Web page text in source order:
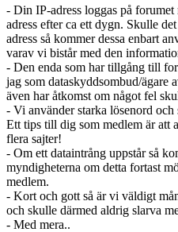
- Din IP-adress loggas på
adress efter ca ett dygn. Skulle
adress så kommer dessa enbart
varav vi bistår med den
- Den enda som har tillgång till
jag som dataskyddsombud/ägare
även har åtkomst om något fel
- Vi använder starka lösenord
Ett tips till dig som medlem är att
flera sajter!
- Om ett dataintrång uppstår så
myndigheterna om detta fortast
medlem.
- Kort och gott så är vi väldigt
och skulle därmed aldrig slarva
- Med mera..